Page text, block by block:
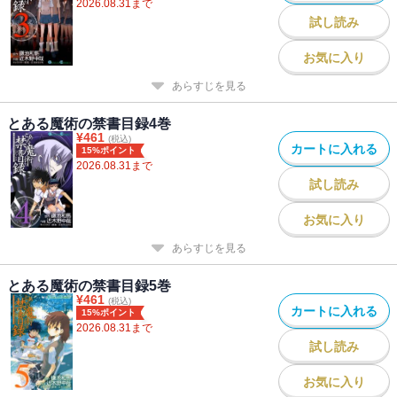
2026.08.31 まで
試し読み
お気に入り
あらすじを見る
とある魔術の禁書目録4巻
¥461 (税込)
15%ポイント
2026.08.31 まで
カートに入れる
試し読み
お気に入り
あらすじを見る
とある魔術の禁書目録5巻
¥461 (税込)
15%ポイント
2026.08.31 まで
カートに入れる
試し読み
お気に入り